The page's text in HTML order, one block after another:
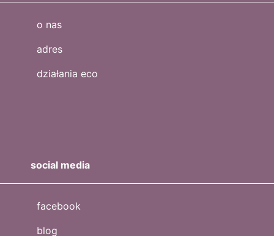
o nas
adres
działania eco
social media
facebook
blog